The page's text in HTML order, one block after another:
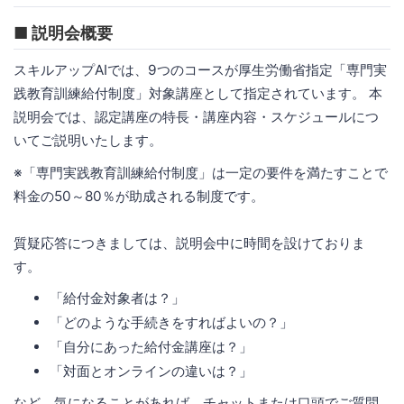
■ 説明会概要
スキルアップAIでは、9つのコースが厚生労働省指定「専門実
践教育訓練給付制度」対象講座として指定されています。 本
説明会では、認定講座の特長・講座内容・スケジュールにつ
いてご説明いたします。
※「専門実践教育訓練給付制度」は一定の要件を満たすことで
料金の50～80％が助成される制度です。
質疑応答につきましては、説明会中に時間を設けておりま
す。
「給付金対象者は？」
「どのような手続きをすればよいの？」
「自分にあった給付金講座は？」
「対面とオンラインの違いは？」